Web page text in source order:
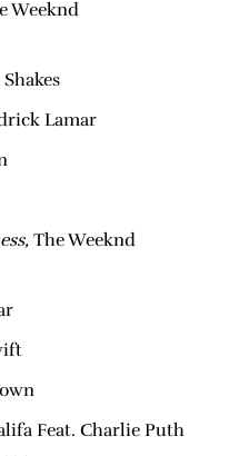
Weeknd
Lamar
​The Weeknd
Feat. Charlie Puth